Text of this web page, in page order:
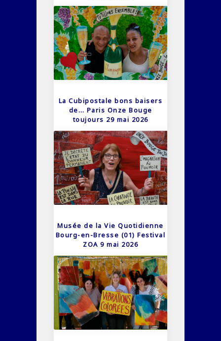
La Cubipostale bons baisers
de… Paris Onze Bouge
toujours 29 mai 2026
Musée de la Vie Quotidienne
Bourg-en-Bresse (01) Festival
ZOA 9 mai 2026